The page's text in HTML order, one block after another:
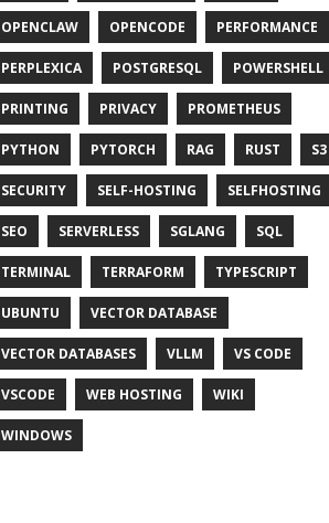
OPENCLAW OPENCODE PERFORMANCE
PERPLEXICA POSTGRESQL POWERSHELL
PRINTING PRIVACY PROMETHEUS
PYTHON PYTORCH RAG RUST S3
SECURITY SELF-HOSTING SELFHOSTING
SEO SERVERLESS SGLANG SQL
TERMINAL TERRAFORM TYPESCRIPT
UBUNTU VECTOR DATABASE
VECTOR DATABASES VLLM VS CODE
VSCODE WEB HOSTING WIKI
WINDOWS